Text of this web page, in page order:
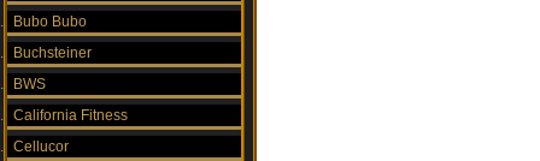
Bubo Bubo
Buchsteiner
BWS
California Fitness
Cellucor